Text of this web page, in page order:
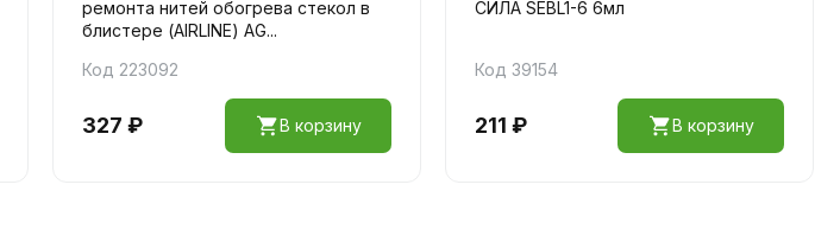
ремонта нитей обогрева стекол в
блистере (AIRLINE) AG...
Код 223092
327 ₽ В корзину
СИЛА SEBL1-6 6мл
Код 39154
211 ₽ В корзину